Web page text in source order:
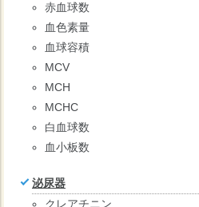
赤血球数
血色素量
血球容積
MCV
MCH
MCHC
白血球数
血小板数
泌尿器
クレアチニン